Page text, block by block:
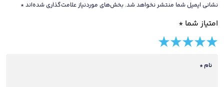
نشانی ایمیل شما منتشر نخواهد شد. بخش‌های موردنیاز علامت‌گذاری شده‌اند *
امتیاز شما *
1 of
stars
2 of
stars
3 of
4 of
5 of
نام *